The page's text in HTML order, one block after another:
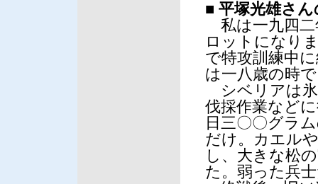
■ 平塚光雄さん
私は一九四二
ロットになり
で特攻訓練中
は一八歳の時
シベリアは氷
伐採作業など
日三〇〇グラ
だけ。カエル
し、大きな松
た。弱った兵